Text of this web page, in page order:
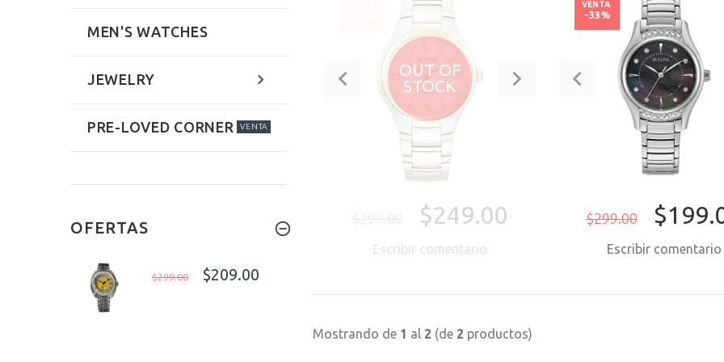
OUT OF
STOCK
$299.00 $249.00
Escribir comentario
$299.00
VENTA
-33%
Escribir comentario
Mostrando de 1 al 2 (de 2 productos)
MEN'S WATCHES
JEWELRY
PRE-LOVED CORNER VENTA
OFERTAS
$299.00 $209.00